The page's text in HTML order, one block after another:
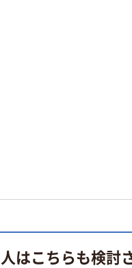
はこちらも検討